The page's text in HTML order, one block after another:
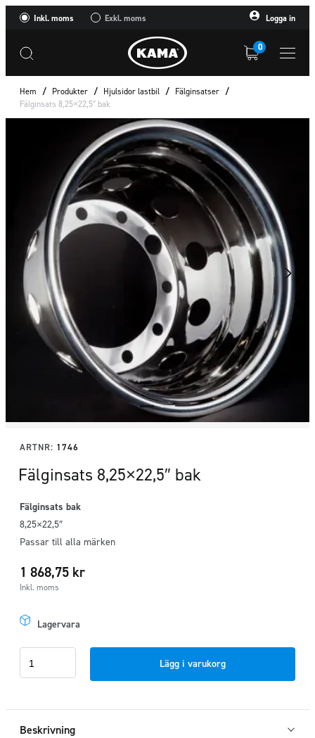
Inkl. moms Exkl. moms Logga in
0
Hem / Produkter / Hjulsidor lastbil / Fälginsatser /
Fälginsats 8,25×22,5″ bak
ARTNR: 1746
Fälginsats 8,25×22,5″ bak
Fälginsats bak
8,25×22,5″
Passar till alla märken
1 868,75 kr
Inkl. moms
Lagervara
mängd
Lägg i varukorg
Beskrivning